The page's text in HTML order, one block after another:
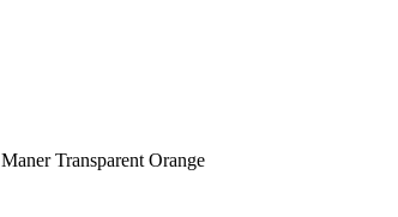
Maner Transparent Orange